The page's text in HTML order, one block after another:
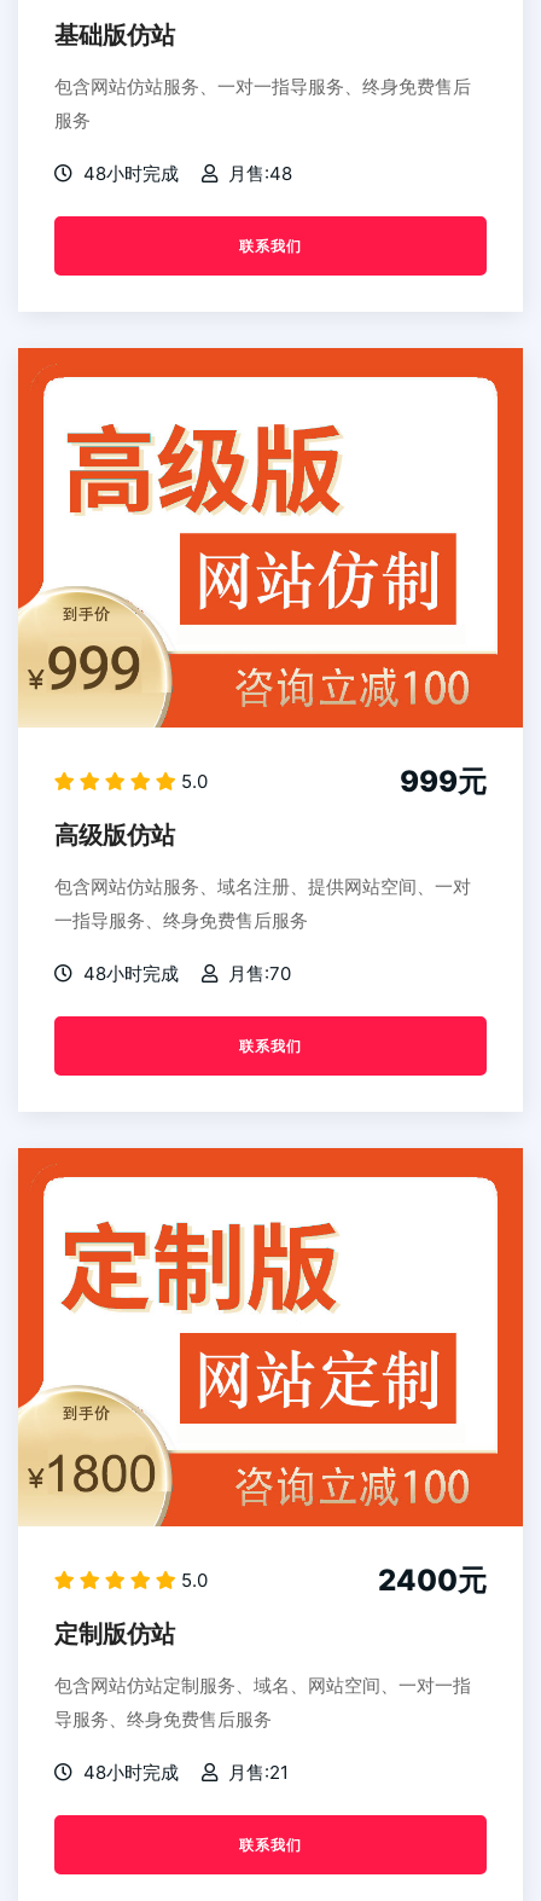
基础版仿站
包含网站仿站服务、一对一指导服务、终身免费售后
服务
48小时完成 月售:48
联系我们
5.0 999元
高级版仿站
包含网站仿站服务、域名注册、提供网站空间、一对
一指导服务、终身免费售后服务
48小时完成 月售:70
联系我们
5.0 2400元
定制版仿站
包含网站仿站定制服务、域名、网站空间、一对一指
导服务、终身免费售后服务
48小时完成 月售:21
联系我们